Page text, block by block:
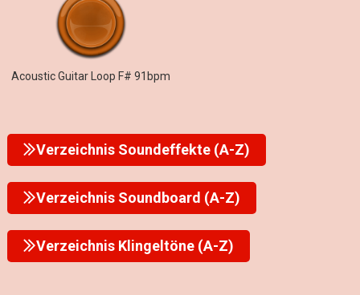
Acoustic Guitar Loop F# 91bpm
Verzeichnis Soundeffekte (A-Z)
Verzeichnis Soundboard (A-Z)
Verzeichnis Klingeltöne (A-Z)